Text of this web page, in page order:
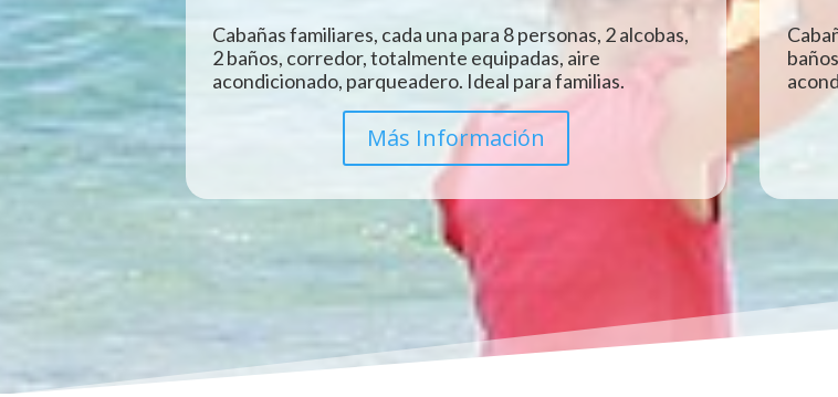
Cabañas familiares, cada una para 8 personas, 2 alcobas,
2 baños, corredor, totalmente equipadas, aire
acondicionado, parqueadero. Ideal para familias.
Más Información